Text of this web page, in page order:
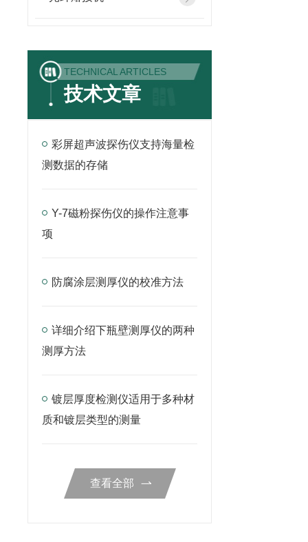
TECHNICAL ARTICLES
技术文章
彩屏超声波探伤仪支持海量检
测数据的存储
Y-7磁粉探伤仪的操作注意事
项
防腐涂层测厚仪的校准方法
详细介绍下瓶壁测厚仪的两种
测厚方法
镀层厚度检测仪适用于多种材
质和镀层类型的测量
查看全部